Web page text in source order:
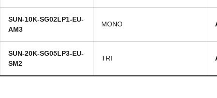
SUN-10K-SG02LP1-EU-
AM3
MONO
SUN-20K-SG05LP3-EU-
SM2
TRI